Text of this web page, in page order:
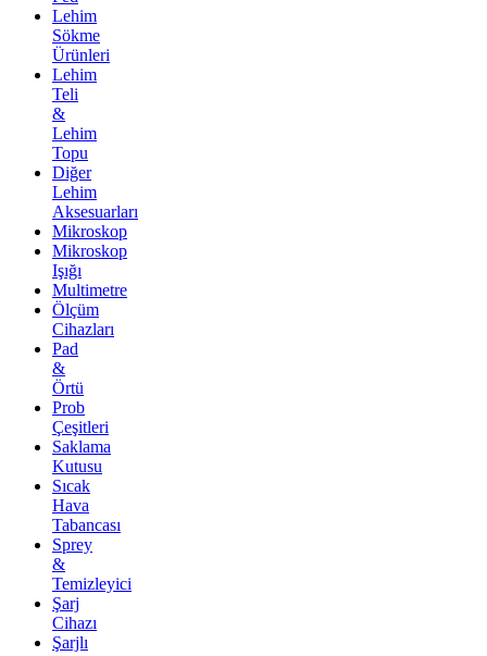
Lehim
Sökme
Ürünleri
Lehim
Teli
&
Lehim
Topu
Diğer
Lehim
Aksesuarları
Mikroskop
Mikroskop
Işığı
Multimetre
Ölçüm
Cihazları
Pad
&
Örtü
Prob
Çeşitleri
Saklama
Kutusu
Sıcak
Hava
Tabancası
Sprey
&
Temizleyici
Şarj
Cihazı
Şarjlı